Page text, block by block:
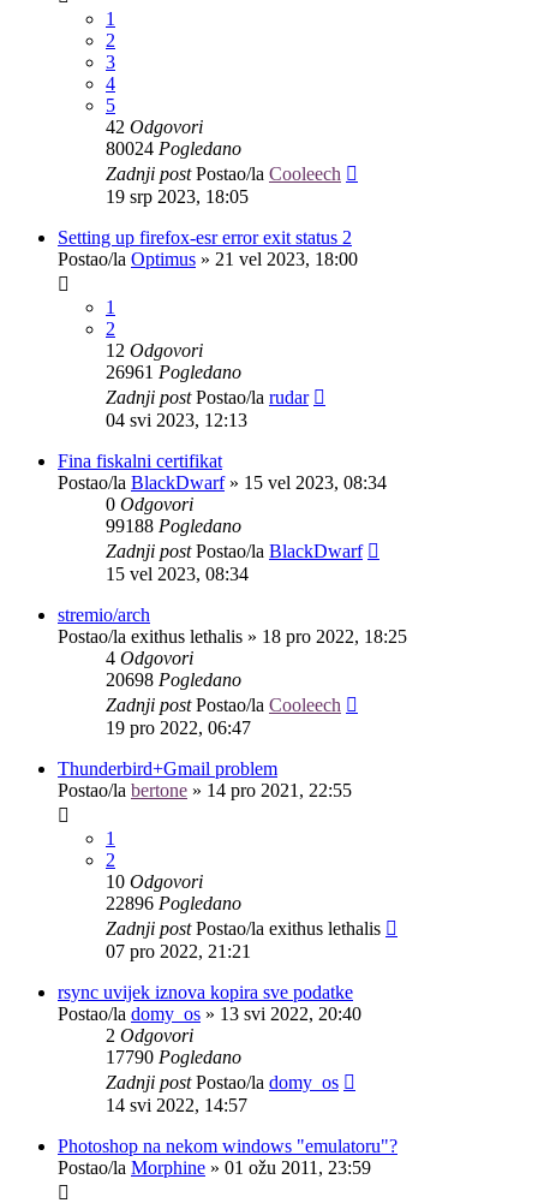
1
2
3
4
5
42 Odgovori
80024 Pogledano
Zadnji postPostao/la Cooleech
19 srp 2023, 18:05
Setting up firefox-esr error exit status 2
Postao/la Optimus » 21 vel 2023, 18:00
1
2
12 Odgovori
26961 Pogledano
Zadnji postPostao/la rudar
04 svi 2023, 12:13
Fina fiskalni certifikat
Postao/la BlackDwarf» 15 vel 2023, 08:34
0 Odgovori
99188 Pogledano
Zadnji postPostao/la BlackDwarf
15 vel 2023, 08:34
stremio/arch
Postao/la exithus lethalis » 18 pro 2022, 18:25
4 Odgovori
20698 Pogledano
Zadnji postPostao/la Cooleech
19 pro 2022, 06:47
Thunderbird+Gmail problem
Postao/la bertone » 14 pro 2021, 22:55
1
2
10 Odgovori
22896 Pogledano
Zadnji postPostao/la exithus lethalis
07 pro 2022, 21:21
rsync uvijek iznova kopira sve podatke
Postao/la domy_os » 13 svi 2022, 20:40
2 Odgovori
17790 Pogledano
Zadnji postPostao/la domy_os
14 svi 2022, 14:57
Photoshop na nekom windows "emulatoru"?
Postao/la Morphine » 01 ožu 2011, 23:59